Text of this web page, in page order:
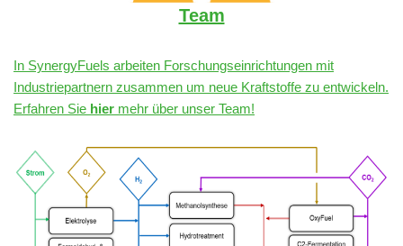
Team
In SynergyFuels arbeiten Forschungseinrichtungen mit
Industriepartnern zusammen um neue Kraftstoffe zu entwickeln.
Erfahren Sie hier mehr über unser Team!